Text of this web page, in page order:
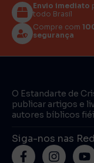
Envio imediato
todo Brasil
Compre com
segurança
O Estandarte de
publicar artigos e
autores bíblicos
Siga-nos nas